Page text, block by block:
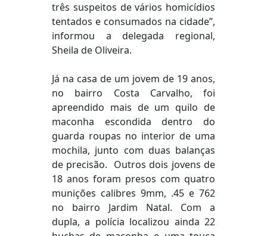
três suspeitos de vários homicídios
tentados e consumados na cidade”,
informou a delegada regional,
Sheila de Oliveira.
Já na casa de um jovem de 19 anos,
no bairro Costa Carvalho, foi
apreendido mais de um quilo de
maconha escondida dentro do
guarda roupas no interior de uma
mochila, junto com duas balanças
de precisão. Outros dois jovens de
18 anos foram presos com quatro
munições calibres 9mm, .45 e 762
no bairro Jardim Natal. Com a
dupla, a polícia localizou ainda 22